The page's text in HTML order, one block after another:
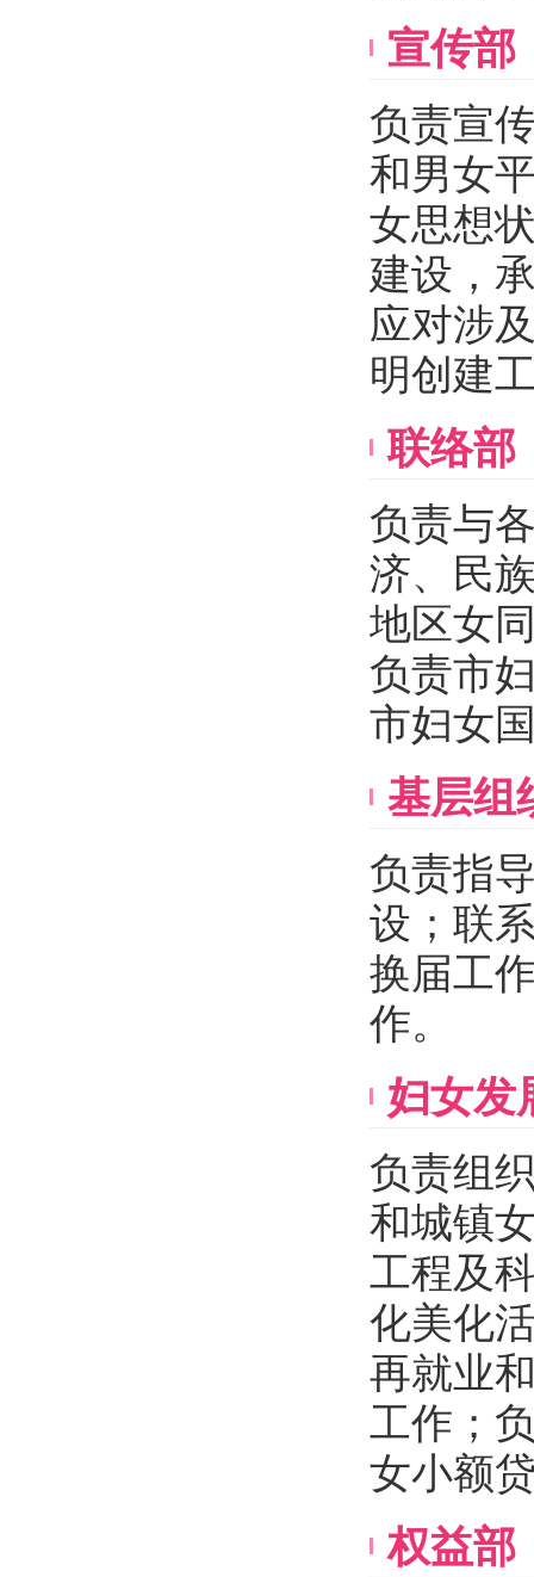
宣传部
负责宣
和男女
女思想
建设，
应对涉
明创建
联络部
负责与
济、民
地区女
负责市
市妇女
基层组
负责指
设；联
换届工
作。
妇女发
负责组
和城镇
工程及
化美化
再就业
工作；
女小额
权益部